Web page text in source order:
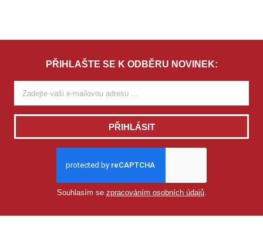
PŘIHLAŠTE SE K ODBĚRU NOVINEK:
PŘIHLÁSIT
Souhlasím se zpracováním osobních údajů.